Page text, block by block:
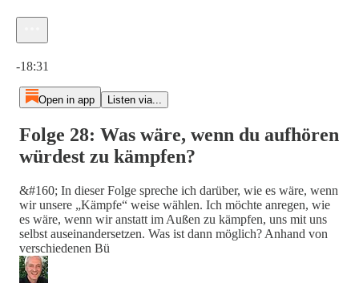
-18:31
Open in app Listen via...
Folge 28: Was wäre, wenn du aufhören
würdest zu kämpfen?
&#160; In dieser Folge spreche ich darüber, wie es wäre, wenn
wir unsere „Kämpfe“ weise wählen. Ich möchte anregen, wie
es wäre, wenn wir anstatt im Außen zu kämpfen, uns mit uns
selbst auseinandersetzen. Was ist dann möglich? Anhand von
verschiedenen Bü